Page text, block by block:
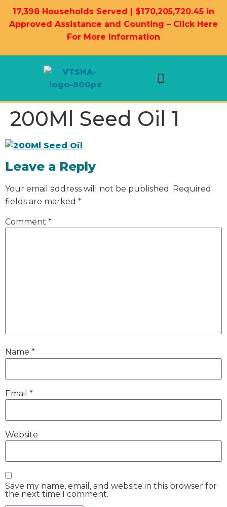
17,398 Households Served | $170,205,720.45 in
Approved Assistance and Counting – Click Here
For More Information
200Ml Seed Oil 1
Leave a Reply
Your email address will not be published. Required
fields are marked *
Comment *
Name *
Email *
Website
Save my name, email, and website in this browser for
the next time I comment.